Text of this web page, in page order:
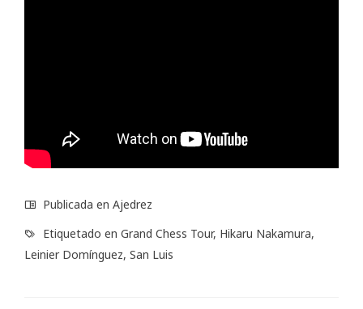
Publicada en Ajedrez
Etiquetado en Grand Chess Tour, Hikaru Nakamura,
Leinier Domínguez, San Luis